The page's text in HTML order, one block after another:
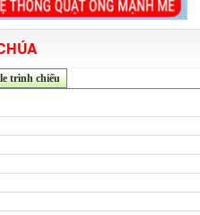
trình chiếu